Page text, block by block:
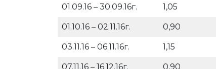
01.09.16 – 30.09.16г. 1,05
01.10.16 – 02.11.16г. 0,90
03.11.16 – 06.11.16г. 1,15
07.11.16 – 16.12.16г. 0,90